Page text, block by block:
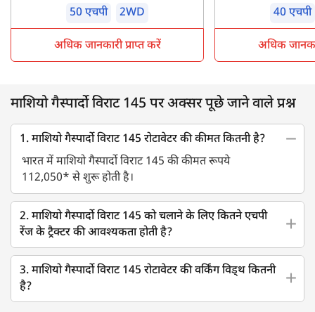
50 एचपी
2WD
अधिक जानकारी प्राप्त करें
40 एचपी
अधिक
माशियो गैस्पार्दो विराट 145 पर अक्सर पूछे जाने वाले प्रश्न
1. माशियो गैस्पार्दो विराट 145 रोटावेटर की कीमत कितनी है?
भारत में माशियो गैस्पार्दो विराट 145 की कीमत रूपये
112,050* से शुरू होती है।
2. माशियो गैस्पार्दो विराट 145 को चलाने के लिए कितने एचपी
रेंज के ट्रैक्टर की आवश्यकता होती है?
3. माशियो गैस्पार्दो विराट 145 रोटावेटर की वर्किंग विड्थ कितनी
है?